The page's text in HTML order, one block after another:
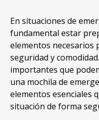
En situaciones de
fundamental estar
elementos necesarios
seguridad y
importantes que
una mochila de
elementos esenciales
situación de forma